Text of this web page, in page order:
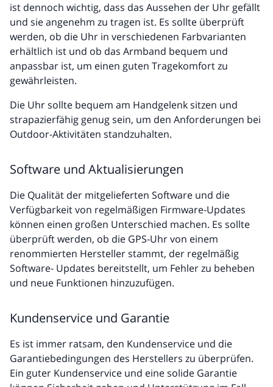
ist dennoch wichtig, dass das Aussehen der Uhr gefällt
und sie angenehm zu tragen ist. Es sollte überprüft
werden, ob die Uhr in verschiedenen Farbvarianten
erhältlich ist und ob das Armband bequem und
anpassbar ist, um einen guten Tragekomfort zu
gewährleisten.
Die Uhr sollte bequem am Handgelenk sitzen und
strapazierfähig genug sein, um den Anforderungen bei
Outdoor-Aktivitäten standzuhalten.
Software und Aktualisierungen
Die Qualität der mitgelieferten Software und die
Verfügbarkeit von regelmäßigen Firmware-Updates
können einen großen Unterschied machen. Es sollte
überprüft werden, ob die GPS-Uhr von einem
renommierten Hersteller stammt, der regelmäßig
Software- Updates bereitstellt, um Fehler zu beheben
und neue Funktionen hinzuzufügen.
Kundenservice und Garantie
Es ist immer ratsam, den Kundenservice und die
Garantiebedingungen des Herstellers zu überprüfen.
Ein guter Kundenservice und eine solide Garantie